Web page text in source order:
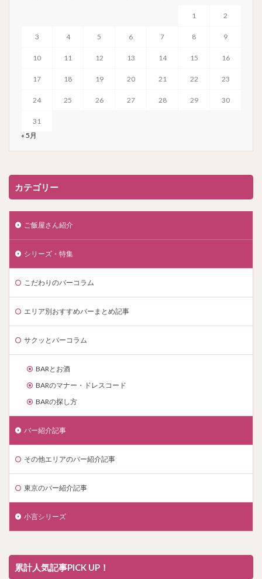
1 2
3 4 5 6 7 8 9
10 11 12 13 14 15 16
17 18 19 20 21 22 23
24 25 26 27 28 29 30
31
« 5月
カテゴリー
ご飯屋さん紹介
シリーズ・特集
こだわりのバーコラム
エリア別おすすめバーまとめ記事
サクッとバーコラム
BARとお酒
BARのマナー・ドレスコード
BARの探し方
バー紹介記事
その他エリアのバー紹介記事
東京のバー紹介記事
小言シリーズ
累計人気記事PICK UP！